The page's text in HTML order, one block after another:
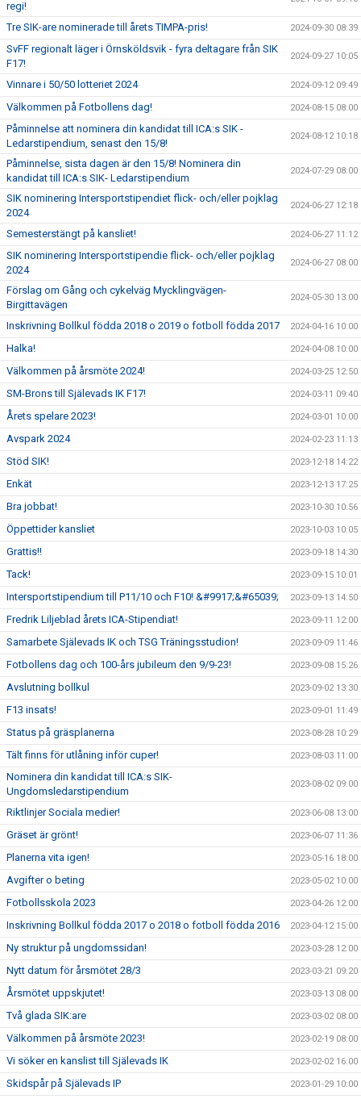
regi!
Tre SIK-are nominerade till årets TIMPA-pris! 2024-09-30 08:39
SvFF regionalt läger i Örnsköldsvik - fyra deltagare från SIK
F17!
2024-09-27 10:05
Vinnare i 50/50 lotteriet 2024 2024-09-12 09:49
Välkommen på Fotbollens dag! 2024-08-15 08:00
Påminnelse att nominera din kandidat till ICA:s SIK -
Ledarstipendium, senast den 15/8!
2024-08-12 10:18
Påminnelse, sista dagen är den 15/8! Nominera din
kandidat till ICA:s SIK- Ledarstipendium
2024-07-29 08:00
SIK nominering Intersportstipendiet flick- och/eller pojklag
2024
2024-06-27 12:18
Semesterstängt på kansliet! 2024-06-27 11:12
SIK nominering Intersportstipendie flick- och/eller pojklag
2024
2024-06-27 08:00
Förslag om Gång och cykelväg Mycklingvägen-
Birgittavägen
2024-05-30 13:00
Inskrivning Bollkul födda 2018 o 2019 o fotboll födda 2017 2024-04-16 10:00
Halka! 2024-04-08 10:00
Välkommen på årsmöte 2024! 2024-03-25 12:50
SM-Brons till Själevads IK F17! 2024-03-11 09:40
Årets spelare 2023! 2024-03-01 10:00
Avspark 2024 2024-02-23 11:13
Stöd SIK! 2023-12-18 14:22
Enkät 2023-12-13 17:25
Bra jobbat! 2023-10-30 10:56
Öppettider kansliet 2023-10-03 10:05
Grattis!! 2023-09-18 14:30
Tack! 2023-09-15 10:01
Intersportstipendium till P11/10 och F10! &#9917;&#65039; 2023-09-13 14:50
Fredrik Liljeblad årets ICA-Stipendiat! 2023-09-11 12:00
Samarbete Själevads IK och TSG Träningsstudion! 2023-09-09 11:46
Fotbollens dag och 100-års jubileum den 9/9-23! 2023-09-08 15:26
Avslutning bollkul 2023-09-02 13:30
F13 insats! 2023-09-01 11:49
Status på gräsplanerna 2023-08-28 10:29
Tält finns för utlåning inför cuper! 2023-08-03 11:00
Nominera din kandidat till ICA:s SIK-
Ungdomsledarstipendium
2023-08-02 09:00
Riktlinjer Sociala medier! 2023-06-08 13:00
Gräset är grönt! 2023-06-07 11:36
Planerna vita igen! 2023-05-16 18:00
Avgifter o beting 2023-05-02 10:00
Fotbollsskola 2023 2023-04-26 12:00
Inskrivning Bollkul födda 2017 o 2018 o fotboll födda 2016 2023-04-12 15:00
Ny struktur på ungdomssidan! 2023-03-28 12:00
Nytt datum för årsmötet 28/3 2023-03-21 09:20
Årsmötet uppskjutet! 2023-03-13 08:00
Två glada SIK:are 2023-03-02 08:00
Välkommen på årsmöte 2023! 2023-02-19 08:00
Vi söker en kanslist till Själevads IK 2023-02-02 16:00
Skidspår på Själevads IP 2023-01-29 10:00